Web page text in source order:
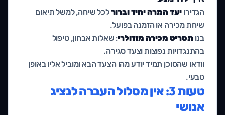
הגדירו יעד המרה יחיד וברורלכל שיחה, למשל תיאום
שיחת מכירה או הזמנה בפועל.
בנותסריט מכירה מודולרי: שאלות אבחון, טיפול
בהתנגדויות נפוצות וצעד סגירה.
וודאו שהסוכן תמיד יודע מהו הצעד הבא ומוביל אליו באופן
טבעי.
טעות 3: אין מסלול העברה לנציג
אנושי